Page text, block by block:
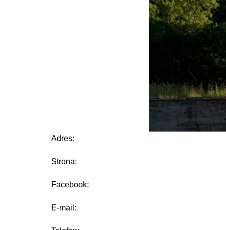
Adres:
Strona:
Facebook:
E-mail: